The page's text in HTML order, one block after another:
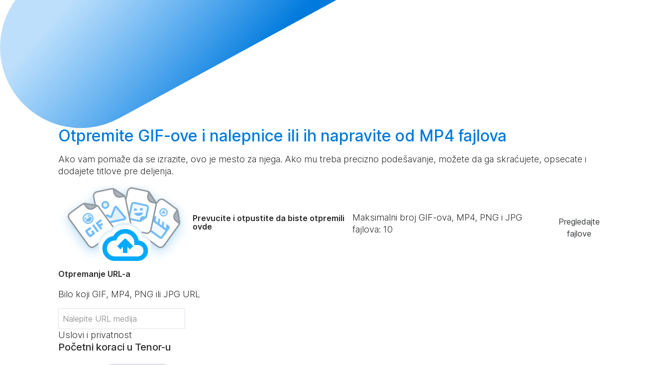
Otpremite GIF-ove i nalepnice ili ih napravite od MP4 fajlova
Ako vam pomaže da se izrazite, ovo je mesto za njega. Ako mu treba precizno podešavanje, možete da ga skraćujete, opsecate i
dodajete titlove pre deljenja.
Prevucite i otpustite da biste otpremili
ovde
Maksimalni broj GIF-ova, MP4, PNG i JPG
fajlova: 10
Pregledajte
fajlove
Otpremanje URL-a
Bilo koji GIF, MP4, PNG ili JPG URL
Uslovi i privatnost
Početni koraci u Tenor-u